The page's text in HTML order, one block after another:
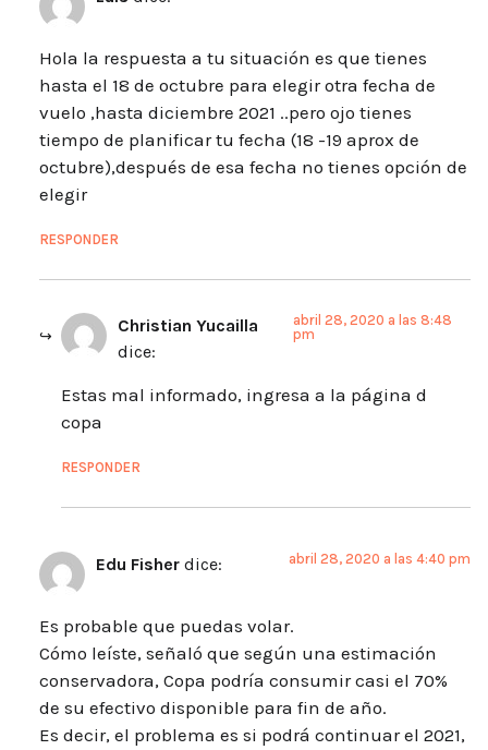
Hola la respuesta a tu situación es que tienes
hasta el 18 de octubre para elegir otra fecha de
vuelo ,hasta diciembre 2021 ..pero ojo tienes
tiempo de planificar tu fecha (18 -19 aprox de
octubre),después de esa fecha no tienes opción de
elegir
RESPONDER
Christian Yucailla
dice:
abril 28, 2020 a las 8:48
pm
Estas mal informado, ingresa a la página d
copa
RESPONDER
Edu Fisher dice: abril 28, 2020 a las 4:40 pm
Es probable que puedas volar.
Cómo leíste, señaló que según una estimación
conservadora, Copa podría consumir casi el 70%
de su efectivo disponible para fin de año.
Es decir, el problema es si podrá continuar el 2021,